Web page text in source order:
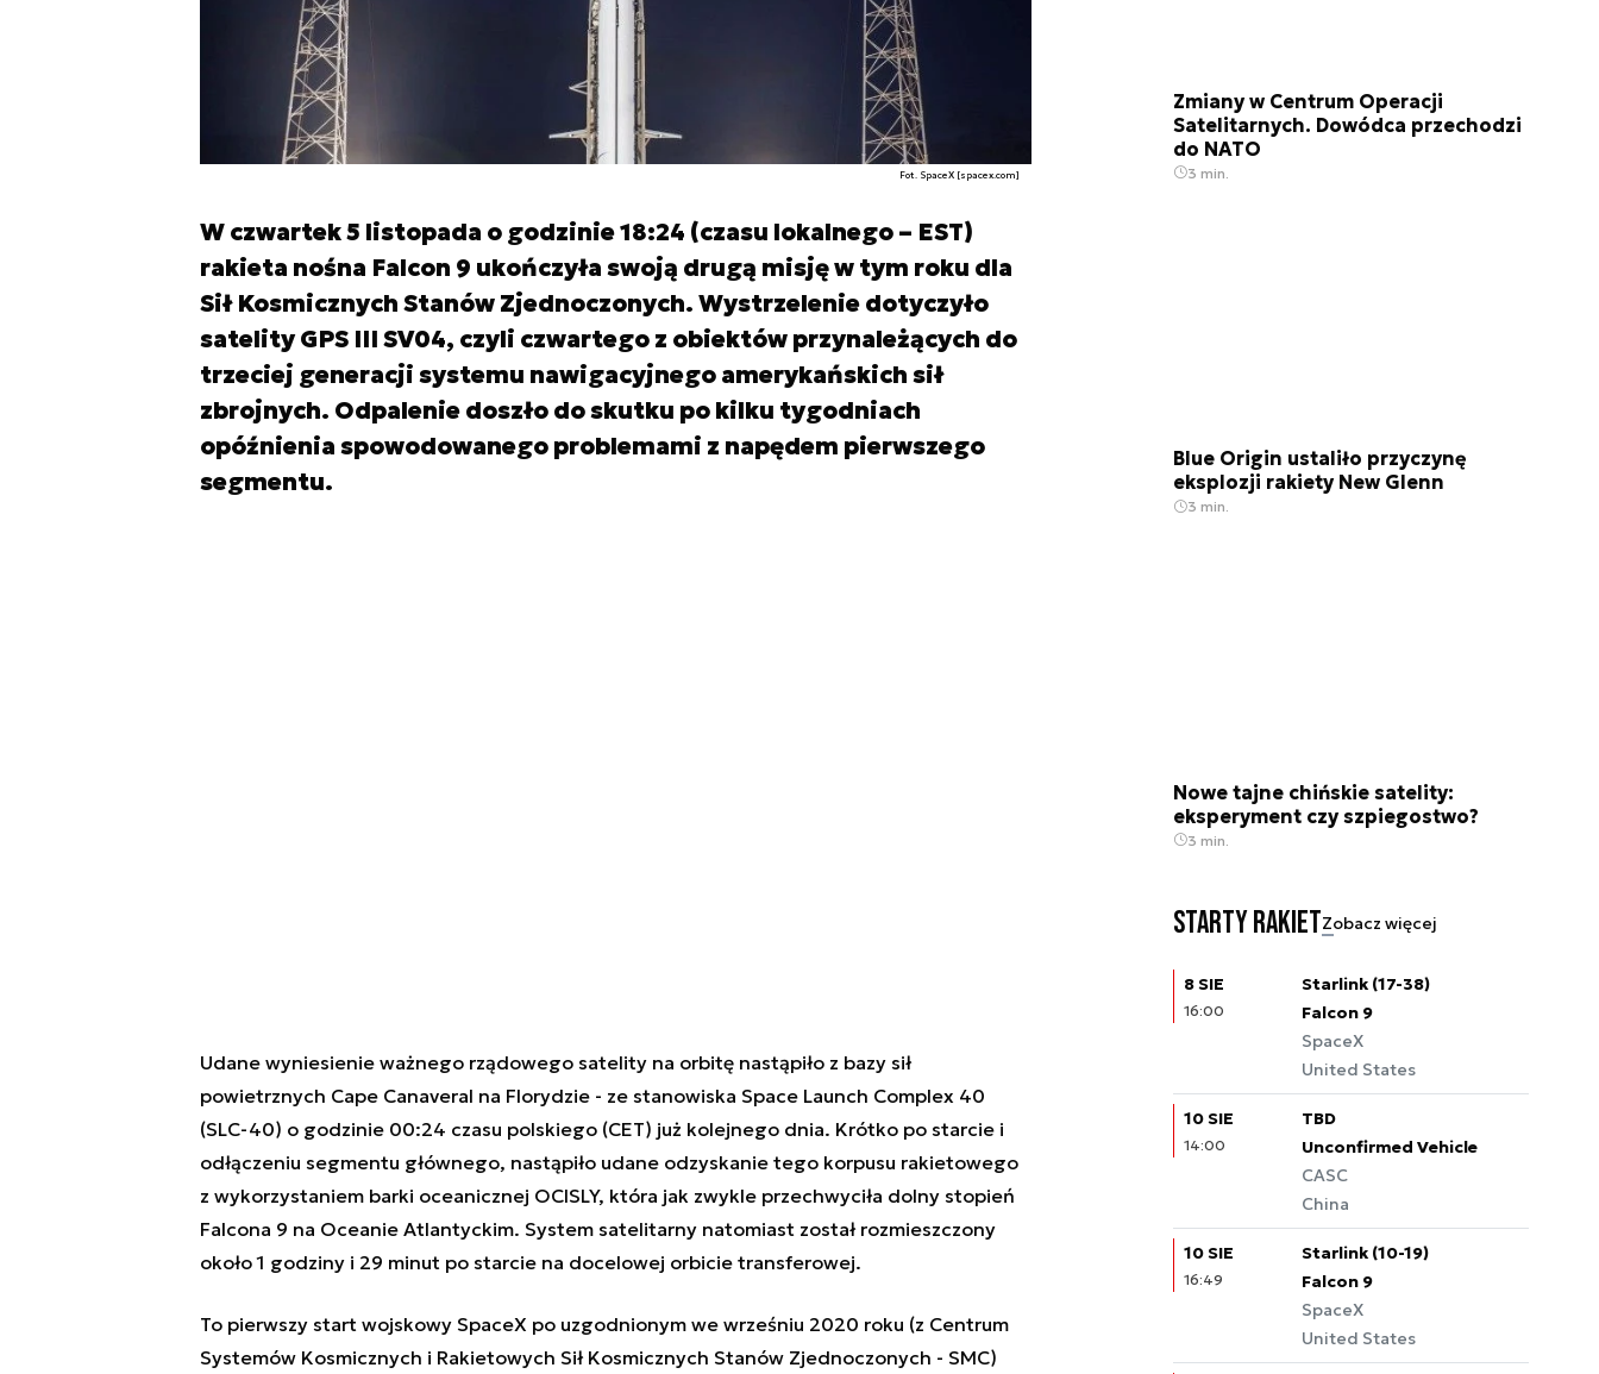
Fot. SpaceX [spacex.com]
W czwartek 5 listopada o godzinie 18:24 (czasu lokalnego – EST)
rakieta nośna Falcon 9 ukończyła swoją drugą misję w tym roku dla
Sił Kosmicznych Stanów Zjednoczonych. Wystrzelenie dotyczyło
satelity GPS III SV04, czyli czwartego z obiektów przynależących do
trzeciej generacji systemu nawigacyjnego amerykańskich sił
zbrojnych. Odpalenie doszło do skutku po kilku tygodniach
opóźnienia spowodowanego problemami z napędem pierwszego
segmentu.
Udane wyniesienie ważnego rządowego satelity na orbitę nastąpiło z bazy sił
powietrznych Cape Canaveral na Florydzie - ze stanowiska Space Launch Complex 40
(SLC-40) o godzinie 00:24 czasu polskiego (CET) już kolejnego dnia. Krótko po starcie i
odłączeniu segmentu głównego, nastąpiło udane odzyskanie tego korpusu rakietowego
z wykorzystaniem barki oceanicznej OCISLY, która jak zwykle przechwyciła dolny stopień
Falcona 9 na Oceanie Atlantyckim. System satelitarny natomiast został rozmieszczony
około 1 godziny i 29 minut po starcie na docelowej orbicie transferowej.
To pierwszy start wojskowy SpaceX po uzgodnionym we wrześniu 2020 roku (z Centrum
Systemów Kosmicznych i Rakietowych Sił Kosmicznych Stanów Zjednoczonych - SMC)
Zmiany w Centrum Operacji
Satelitarnych. Dowódca przechodzi
do NATO
3 min.
Blue Origin ustaliło przyczynę
eksplozji rakiety New Glenn
3 min.
Nowe tajne chińskie satelity:
eksperyment czy szpiegostwo?
3 min.
Starty rakietZobacz więcej
8 SIE
16:00
Starlink (17-38)
Falcon 9
SpaceX
United States
10 SIE
14:00
TBD
Unconfirmed Vehicle
CASC
China
10 SIE
16:49
Starlink (10-19)
Falcon 9
SpaceX
United States